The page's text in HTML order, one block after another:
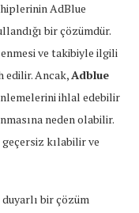
AdBlue
bir çözümdür.
ve takibiyle ilgili
edilir. Ancak,Adblue
ihlal edebilir
neden olabilir.
kılabilir ve
duyarlı bir çözüm